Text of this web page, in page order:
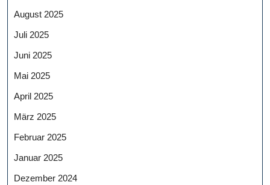
August 2025
Juli 2025
Juni 2025
Mai 2025
April 2025
März 2025
Februar 2025
Januar 2025
Dezember 2024